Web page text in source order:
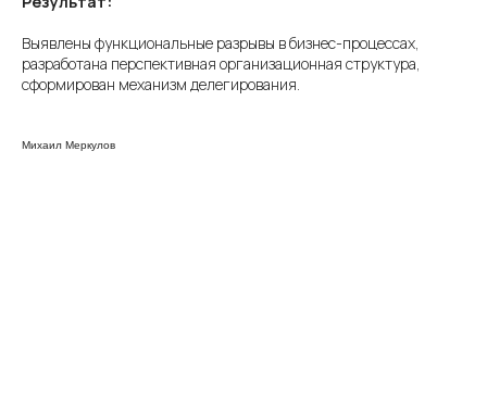
Выявлены функциональные разрывы в бизнес-процессах,
разработана перспективная организационная структура,
сформирован механизм делегирования.
Михаил Меркулов